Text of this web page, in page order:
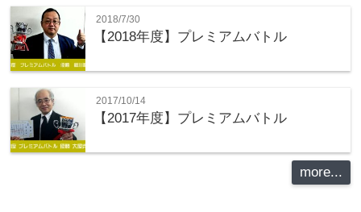
2018/7/30
【2018年度】プレミアムバトル
2017/10/14
【2017年度】プレミアムバトル
more...